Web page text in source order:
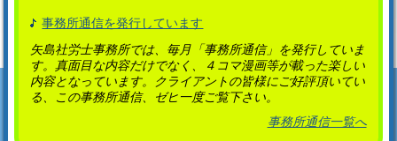
事務所通信を発行しています
矢島社労士事務所では、毎月「事務所通信」を発行していま
す。真面目な内容だけでなく、４コマ漫画等が載った楽しい
内容となっています。クライアントの皆様にご好評頂いてい
る、この事務所通信、ゼヒ一度ご覧下さい。
事務所通信一覧へ